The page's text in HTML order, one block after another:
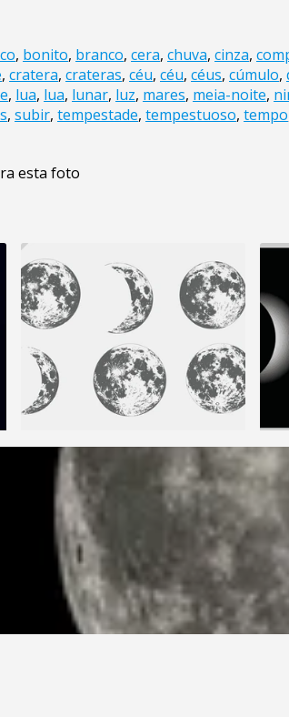
, bonito, branco, cera, chuva, cinza,
, cratera, crateras, céu, céu, céus, cúmulo,
, lua, lua, lunar, luz, mares, meia-noite,
, subir, tempestade, tempestuoso, tempo
esta foto